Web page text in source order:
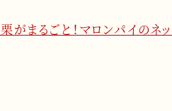
c
e
n
e
栗がまるごと！マロンパイのネ